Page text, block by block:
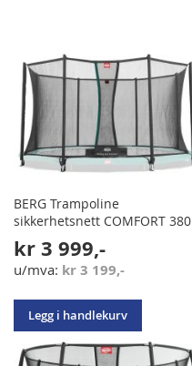
BERG Trampoline
sikkerhetsnett COMFORT 380
kr 3 999,-
kr 3 199,-
Legg i handlekurv